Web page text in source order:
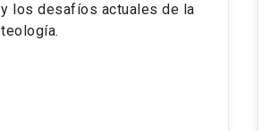
y los desafíos actuales de la
teología.